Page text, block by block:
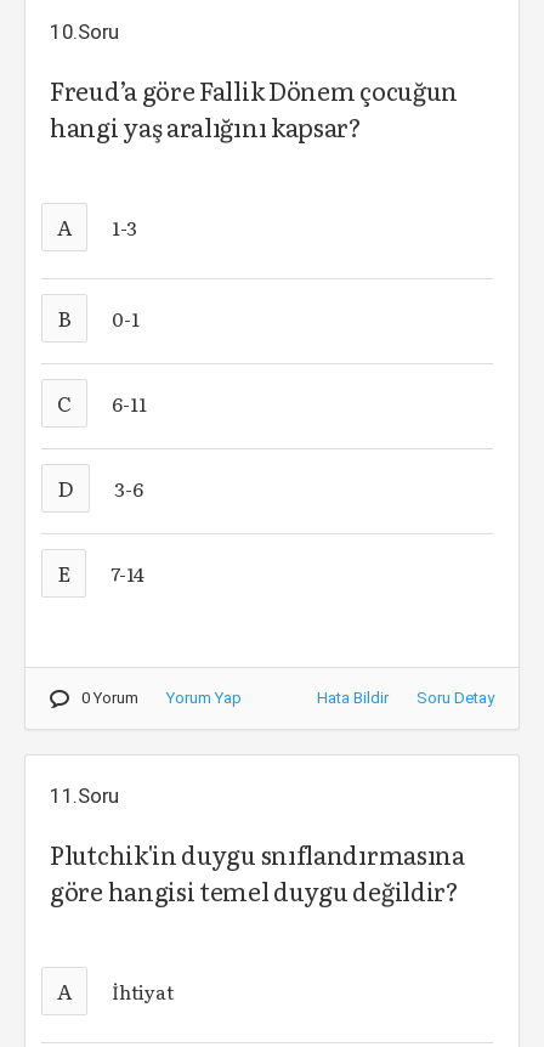
10.Soru
Freud’a göre Fallik Dönem çocuğun
hangi yaş aralığını kapsar?
A 1-3
B 0-1
C 6-11
D 3-6
E 7-14
0 Yorum Yorum Yap Hata Bildir Soru Detay
11.Soru
Plutchik'in duygu snıflandırmasına
göre hangisi temel duygu değildir?
A İhtiyat